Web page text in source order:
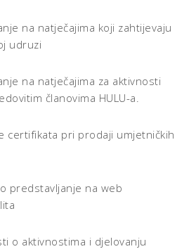
na natječajima koji zahtijevaju
udruzi
na natječajima za aktivnosti
članovima HULU-a.
certifikata pri prodaji umjetničkih
predstavljanje na web
o aktivnostima i djelovanju